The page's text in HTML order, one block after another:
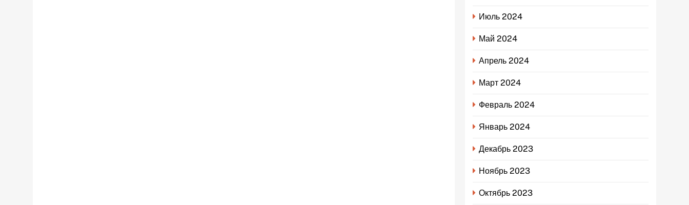
Июль 2024
Май 2024
Апрель 2024
Март 2024
Февраль 2024
Январь 2024
Декабрь 2023
Ноябрь 2023
Октябрь 2023